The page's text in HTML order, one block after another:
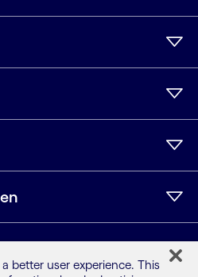
better user experience. This